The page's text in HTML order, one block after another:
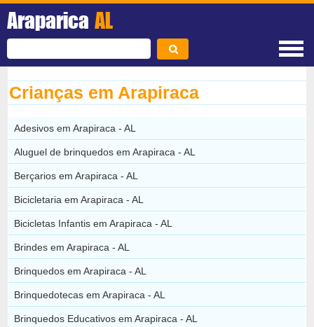
Araparica AL
Crianças em Arapiraca
Adesivos em Arapiraca - AL
Aluguel de brinquedos em Arapiraca - AL
Berçarios em Arapiraca - AL
Bicicletaria em Arapiraca - AL
Bicicletas Infantis em Arapiraca - AL
Brindes em Arapiraca - AL
Brinquedos em Arapiraca - AL
Brinquedotecas em Arapiraca - AL
Brinquedos Educativos em Arapiraca - AL